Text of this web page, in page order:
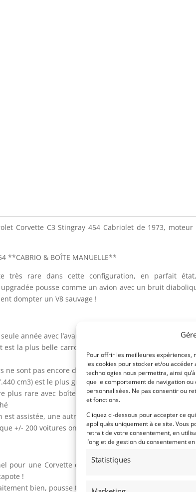
Pour offrir les meilleures expériences,
les cookies pour stocker et/ou
technologies nous permettra, ainsi
que le comportement de navigation
personnalisées. Ne pas consentir ou
et fonctions.
Cliquez ci-dessous pour accepter ce
appliqués uniquement à ce site. Vous
retrait de votre consentement, en
l’onglet de gestion du consentement en
Statistiques
Corvette C3 Stingray 454 Cabriolet de 1973, moteur
**CABRIO & BOÎTE MANUELLE**
très rare dans cette configuration, en parfait
pousse comme un avion avec un bruit
dompter un V8 sauvage !
année avec l’avant « shark nose » et les pare choc
est la plus belle carrosserie, et la plus rare : 4.943
ne sont pas encore dégonflés par les normes anti-
cm3) est le plus gros moteur jamais installé dans
plus rare avec boîte manuelle, ce qui en fait
est assistée, une autre option d’origine très appréciable
+/- 200 voitures ont été produites dans cette
pour une Corvette de cette époque, tant mécanique
!
bien, pousse très fort !